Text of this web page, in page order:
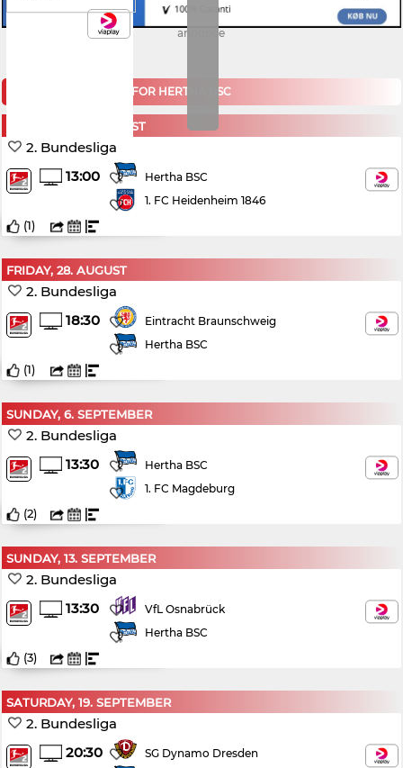
annonce
KOMMENDE KAMPE FOR HERTHA BSC
SATURDAY, 15. AUGUST
2. Bundesliga
13:00
Hertha BSC
1. FC Heidenheim 1846
(1)
FRIDAY, 28. AUGUST
2. Bundesliga
18:30
Eintracht Braunschweig
Hertha BSC
(1)
SUNDAY, 6. SEPTEMBER
2. Bundesliga
13:30
Hertha BSC
1. FC Magdeburg
(2)
SUNDAY, 13. SEPTEMBER
2. Bundesliga
13:30
VfL Osnabrück
Hertha BSC
(3)
SATURDAY, 19. SEPTEMBER
2. Bundesliga
20:30
SG Dynamo Dresden